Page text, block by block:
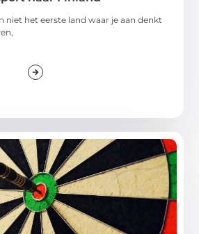
niet het eerste land waar je aan denkt